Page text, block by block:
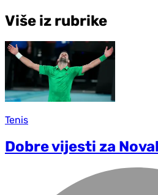
Više iz rubrike
Tenis
Dobre vijesti za